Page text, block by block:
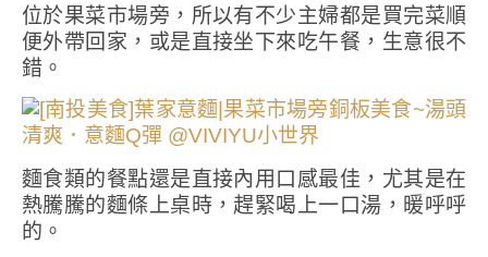
位於果菜市場旁，所以有不少主婦都是買完菜順
便外帶回家，或是直接坐下來吃午餐，生意很不
錯。
麵食類的餐點還是直接內用口感最佳，尤其是在
熱騰騰的麵條上桌時，趕緊喝上一口湯，暖呼呼
的。